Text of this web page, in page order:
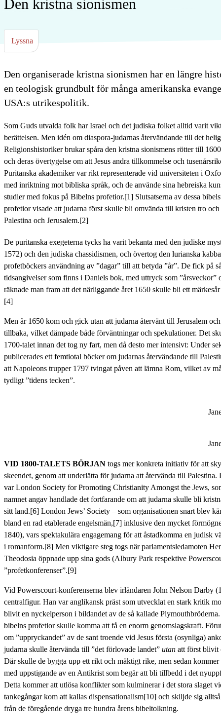
Den kristna sionismen
Lyssna
Den organiserade kristna sionismen har en längre
en teologisk grundbult för många amerikanska
USA:s utrikespolitik.
Som Guds utvalda folk har Israel och det judiska folket alltid varit
berättelsen. Men idén om diaspora-judarnas återvändande till det
Religionshistoriker brukar spåra den kristna sionismens rötter till
och deras övertygelse om att Jesus andra tillkommelse och
Puritanska akademiker var rikt representerade vid universiteten i
med inriktning mot bibliska språk, och de använde sina hebreiska
studier med fokus på Bibelns profetior.[1] Slutsatserna av dessa
profetior visade att judarna först skulle bli omvända till kristen tro
Palestina och Jerusalem.[2]
De puritanska exegeterna tycks ha varit bekanta med den judiske
1572) och den judiska chassidismen, och övertog den lurianska
profetböckers användning av ”dagar” till att betyda ”år”. De fick på
tidsangivelser som finns i Daniels bok, med uttryck som ”årsveckor”
räknade man fram att det närliggande året 1650 skulle bli ett
[4]
Men år 1650 kom och gick utan att judarna återvänt till Jerusalem
tillbaka, vilket dämpade både förväntningar och spekulationer. Det
1700-talet innan det tog ny fart, men då desto mer intensivt: Under
publicerades ett femtiotal böcker om judarnas återvändande till
att Napoleons trupper 1797 tvingat påven att lämna Rom, vilket av
tydligt ”tidens tecken”.
VID 1800-TALETS BÖRJAN togs mer konkreta initiativ för att
skeendet, genom att underlätta för judarna att återvända till
var London Society for Promoting Christianity Amongst the Jews,
namnet angav handlade det fortfarande om att judarna skulle bli
sitt land.[6] London Jews’ Society – som organisationen snart blev
bland en rad etablerade engelsmän,[7] inklusive den mycket
1840), vars spektakulära engagemang för att åstadkomma en judisk
i romanform.[8] Men viktigare steg togs när parlamentsledamoten
Theodosia öppnade upp sina gods (Albury Park respektive
”profetkonferenser”.[9]
Vid Powerscourt-konferenserna blev irländaren John Nelson Darby
centralfigur. Han var anglikansk präst som utvecklat en stark kritik
blivit en nyckelperson i bildandet av de så kallade
bibelns profetior skulle komma att få en enorm genomslagskraft.
om ”uppryckandet” av de sant troende vid Jesus första (osynliga)
judarna skulle återvända till ”det förlovade landet” utan att först blivit
Där skulle de bygga upp ett rikt och mäktigt rike, men sedan kommer
med uppstigande av en Antikrist som begär att bli tillbedd i det
Detta kommer att utlösa konflikter som kulminerar i det stora slaget
tankegångar kom att kallas dispensationalism[10] och skiljde sig
från de föregående dryga tre hundra årens bibeltolkning.